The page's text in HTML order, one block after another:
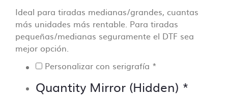
Ideal para tiradas medianas/grandes, cuantas
más unidades más rentable. Para tiradas
pequeñas/medianas seguramente el DTF sea
mejor opción.
Personalizar con serigrafía *
Quantity Mirror (Hidden) *